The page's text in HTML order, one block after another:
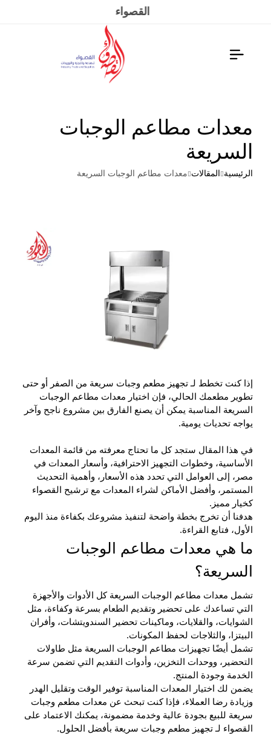
القصواء
معدات مطاعم الوجبات
السريعة
الرئيسية المقالات معدات مطاعم الوجبات السريعة
إذا كنت تخطط لـ تجهيز مطعم وجبات سريعة من الصفر أو حتى
تطوير مطعمك الحالي، فإن اختيار معدات مطاعم الوجبات
السريعة المناسبة يمكن أن يصنع الفارق بين مشروع ناجح وآخر
يواجه تحديات يومية.
في هذا المقال ستجد كل ما تحتاج معرفته من قائمة المعدات
الأساسية، وخطوات التجهيز الاحترافية، وأسعار المعدات في
مصر، إلى العوامل التي تحدد هذه الأسعار، وأهمية التحديث
المستمر، وأفضل الأماكن لشراء المعدات مع ترشيح القصواء
كخيار مميز.
هدفنا أن تخرج بخطة واضحة لتنفيذ مشروعك بكفاءة منذ اليوم
الأول، فتابع القراءة.
ما هي معدات مطاعم الوجبات
السريعة؟
تشمل معدات مطاعم الوجبات السريعة كل الأدوات والأجهزة
التي تساعدك على تحضير وتقديم الطعام بسرعة وكفاءة، مثل
الشوايات، والقلايات، وماكينات تحضير السندويتشات، وأفران
البيتزا، والثلاجات لحفظ المكونات.
تشمل أيضًا تجهيزات مطاعم الوجبات السريعة مثل طاولات
التحضير، ووحدات التخزين، وأدوات التقديم التي تضمن سرعة
الخدمة وجودة المنتج.
يضمن لك اختيار المعدات المناسبة توفير الوقت وتقليل الهدر
وزيادة رضا العملاء، فإذا كنت تبحث عن معدات مطعم وجبات
سريعة للبيع بجودة عالية وخدمة مضمونة، يمكنك الاعتماد على
القصواء لـ تجهيز مطعم وجبات سريعة بأفضل الحلول.